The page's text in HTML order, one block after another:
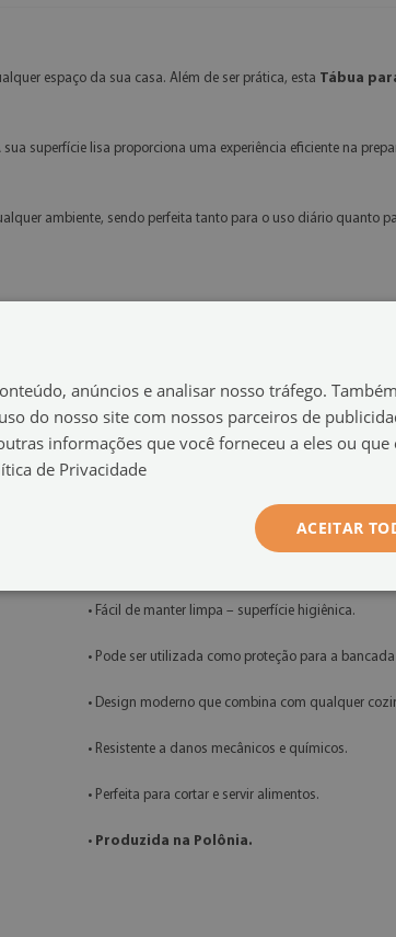
espaço da sua casa. Além de ser prática, esta Tábua
superfície lisa proporciona uma experiência eficiente na
ambiente, sendo perfeita tanto para o uso diário quanto
Características do produto:
• Tábua de corte prática com estampa.
• Fácil de manter limpa – superfície higiênica.
• Pode ser utilizada como proteção para a
• Design moderno que combina com qualquer
• Resistente a danos mecânicos e químicos.
• Perfeita para cortar e servir alimentos.
• Produzida na Polônia.
anúncios e analisar nosso tráfego. Também
do nosso site com nossos parceiros de
informações que você forneceu a eles ou que
de Privacidade
ACEITAR